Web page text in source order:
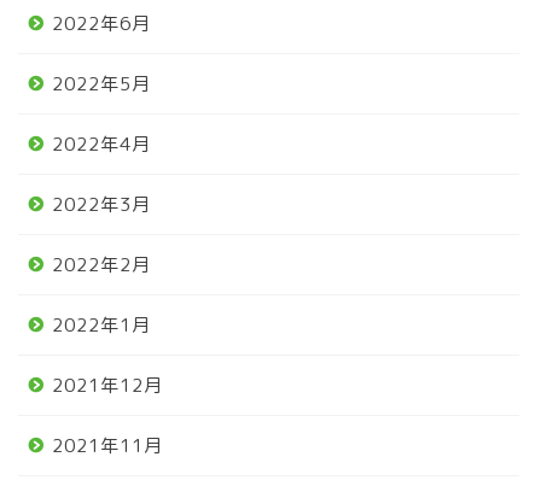
2022年6月
2022年5月
2022年4月
2022年3月
2022年2月
2022年1月
2021年12月
2021年11月